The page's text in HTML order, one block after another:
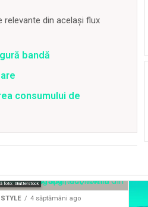
din același flux
bandă
consumului de
foto: Shutterstock
STYLE 4 săptămâni ago